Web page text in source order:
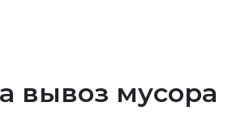
вывоз мусора